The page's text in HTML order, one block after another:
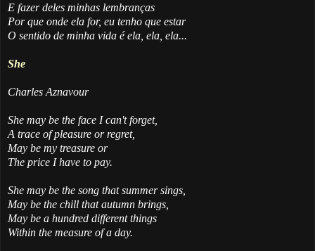
E fazer deles minhas lembranças
Por que onde ela for, eu tenho que estar
O sentido de minha vida é ela, ela, ela...
She
Charles Aznavour
She may be the face I can't forget,
A trace of pleasure or regret,
May be my treasure or
The price I have to pay.
She may be the song that summer sings,
May be the chill that autumn brings,
May be a hundred different things
Within the measure of a day.